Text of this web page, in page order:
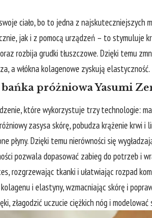
ciało, bo to jedna z najskuteczniejszych
jak i z pomocą urządzeń – to stymuluje
rozbija grudki tłuszczowe. Dzięki temu
a włókna kolagenowe zyskują elastyczność.
próżniowa Yasumi
które wykorzystuje trzy technologie:
zasysa skórę, pobudza krążenie krwi i
płyny. Dzięki temu nierówności się
pozwala dopasować zabieg do potrzeb i
rozgrzewając tkanki i ułatwiając rozpad
i elastyny, wzmacniając skórę i
złagodzić uczucie ciężkich nóg i